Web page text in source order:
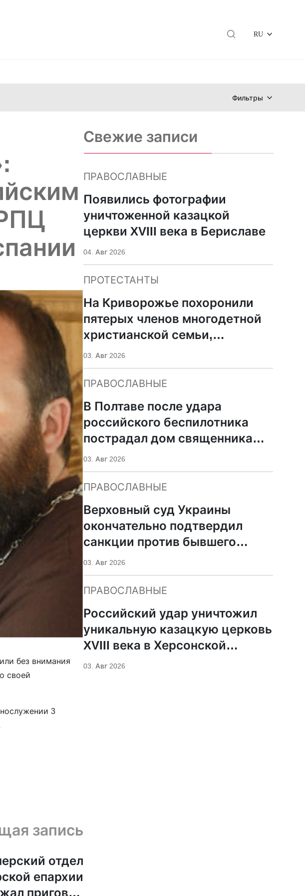
RU
Фильтры
без внимания
своей
3
запись
отдел
епархии
приговор
Свежие записи
ПРАВОСЛАВНЫЕ
Появились фотографии
уничтоженной казацкой
церкви XVIII века в Бериславе
04. Авг 2026
ПРОТЕСТАНТЫ
На Криворожье похоронили
пятерых членов многодетной
христианской семьи,
погибших при российском
ударе
03. Авг 2026
ПРАВОСЛАВНЫЕ
В Полтаве после удара
российского беспилотника
пострадал дом священника
УПЦ
03. Авг 2026
ПРАВОСЛАВНЫЕ
Верховный суд Украины
окончательно подтвердил
санкции против бывшего
митрополита УПЦ Иосифа
03. Авг 2026
ПРАВОСЛАВНЫЕ
Российский удар уничтожил
уникальную казацкую церковь
XVIII века в Херсонской
области
03. Авг 2026